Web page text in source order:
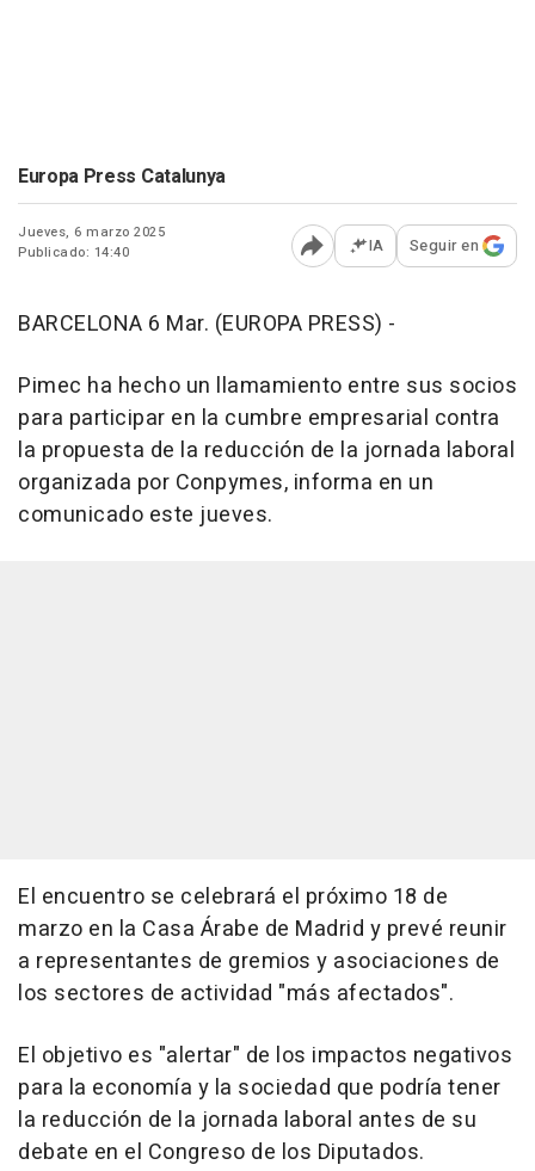
Europa Press Catalunya
Jueves, 6 marzo 2025
Publicado: 14:40
Abrir opciones para
IA Seguir en
BARCELONA 6 Mar. (EUROPA PRESS) -
Pimec ha hecho un llamamiento entre sus socios
para participar en la cumbre empresarial contra
la propuesta de la reducción de la jornada laboral
organizada por Conpymes, informa en un
comunicado este jueves.
El encuentro se celebrará el próximo 18 de
marzo en la Casa Árabe de Madrid y prevé reunir
a representantes de gremios y asociaciones de
los sectores de actividad "más afectados".
El objetivo es "alertar" de los impactos negativos
para la economía y la sociedad que podría tener
la reducción de la jornada laboral antes de su
debate en el Congreso de los Diputados.